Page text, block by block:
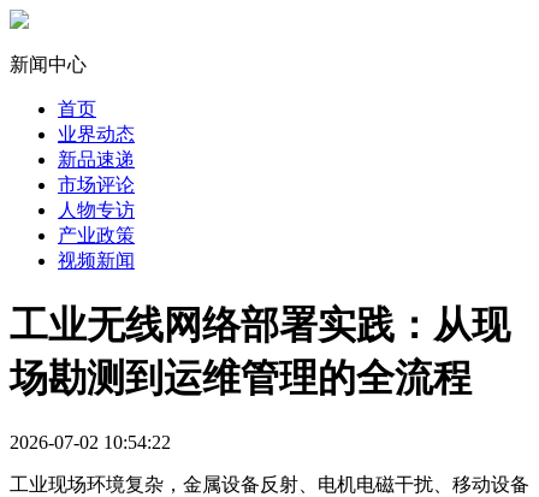
新闻中心
首页
业界动态
新品速递
市场评论
人物专访
产业政策
视频新闻
工业无线网络部署实践：从现
场勘测到运维管理的全流程
2026-07-02 10:54:22
工业现场环境复杂，金属设备反射、电机电磁干扰、移动设备